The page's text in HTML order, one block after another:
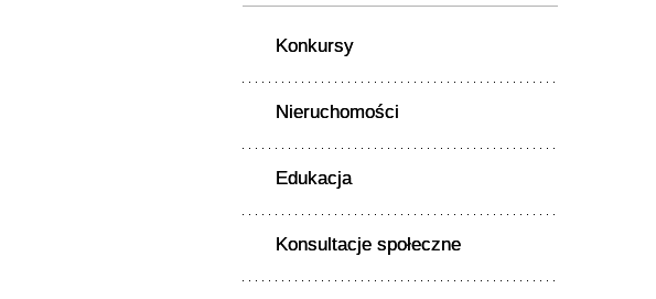
Konkursy
Nieruchomości
Edukacja
Konsultacje społeczne